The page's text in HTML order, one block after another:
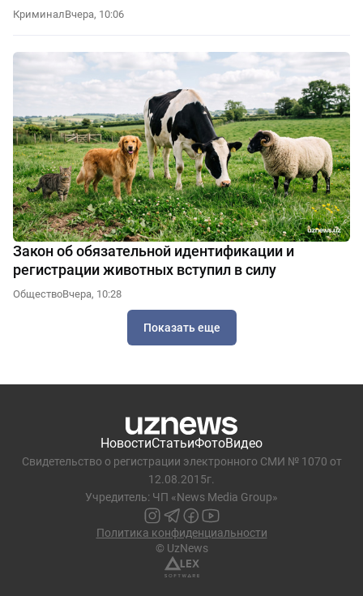
КриминалВчера, 10:06
Закон об обязательной идентификации и
регистрации животных вступил в силу
ОбществоВчера, 10:28
Показать еще
НовостиСтатьиФотоВидео
Свидетельство о регистрации электронного СМИ № 1070 от
12.08.2015г.
Учредитель: ЧП «News Media Group»
Политика конфиденциальности
© UzNews